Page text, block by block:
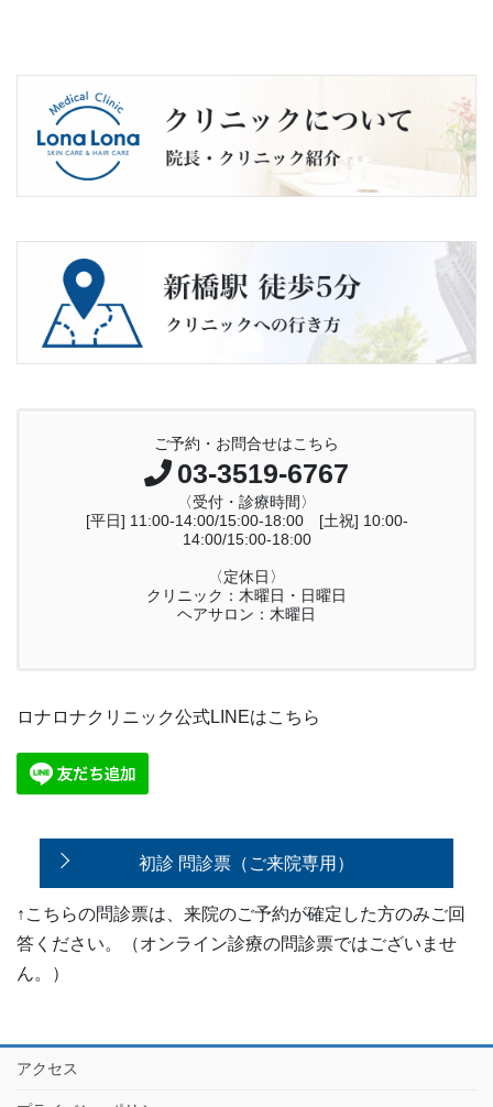
ご予約・お問合せはこちら
03-3519-6767
〈受付・診療時間〉
[平日] 11:00-14:00/15:00-18:00 [土祝] 10:00-
14:00/15:00-18:00
〈定休日〉
クリニック：木曜日・日曜日
ヘアサロン：木曜日
ロナロナクリニック公式LINEはこちら
初診 問診票（ご来院専用）
↑こちらの問診票は、来院のご予約が確定した方のみご回
答ください。（オンライン診療の問診票ではございませ
ん。）
アクセス